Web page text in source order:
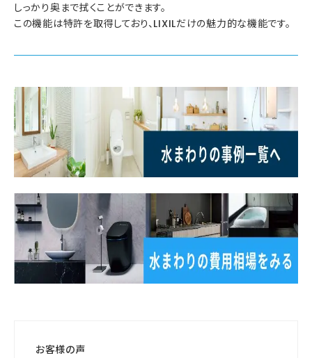
しっかり奥まで拭くことができます。
この機能は特許を取得しており、LIXILだけの魅力的な機能です。
お客様の声